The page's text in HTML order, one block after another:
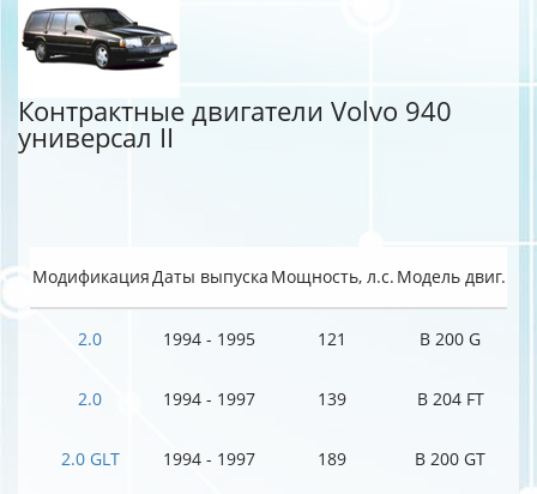
Контрактные двигатели Volvo 940
универсал II
МодификацияДаты выпуска Мощность, л.с. Модель двиг.
2.0 1994 - 1995 121 B 200 G
2.0 1994 - 1997 139 B 204 FT
2.0 GLT 1994 - 1997 189 B 200 GT